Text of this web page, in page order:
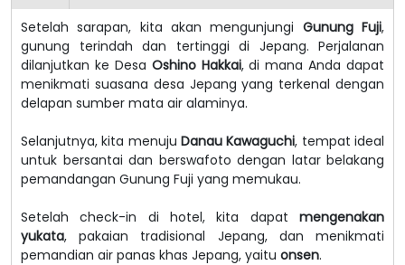
Setelah sarapan, kita akan mengunjungi Gunung Fuji,
gunung terindah dan tertinggi di Jepang. Perjalanan
dilanjutkan ke Desa Oshino Hakkai, di mana Anda dapat
menikmati suasana desa Jepang yang terkenal dengan
delapan sumber mata air alaminya.
Selanjutnya, kita menuju Danau Kawaguchi, tempat ideal
untuk bersantai dan berswafoto dengan latar belakang
pemandangan Gunung Fuji yang memukau.
Setelah check-in di hotel, kita dapat mengenakan
yukata, pakaian tradisional Jepang, dan menikmati
pemandian air panas khas Jepang, yaitu onsen.